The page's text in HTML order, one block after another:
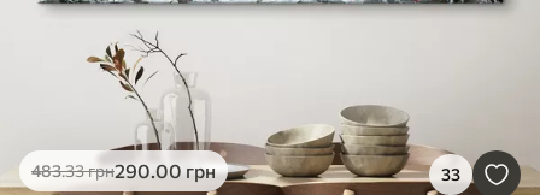
483.33грн290.00 грн 33